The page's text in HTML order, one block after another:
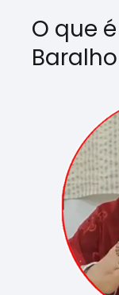
O que